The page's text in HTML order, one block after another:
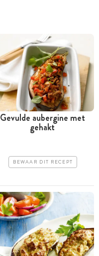
Gevulde aubergine met
gehakt
BEWAAR DIT RECEPT